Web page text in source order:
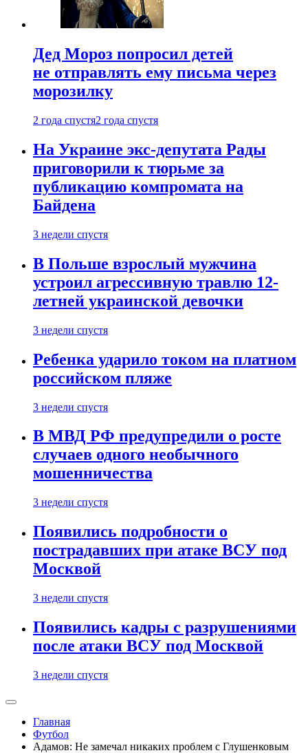
Дед Мороз попросил детей
не отправлять ему письма через
морозилку
2 года спустя2 года спустя
На Украине экс-депутата Рады
приговорили к тюрьме за
публикацию компромата на
Байдена
3 недели спустя
В Польше взрослый мужчина
устроил агрессивную травлю 12-
летней украинской девочки
3 недели спустя
Ребенка ударило током на платном
российском пляже
3 недели спустя
В МВД РФ предупредили о росте
случаев одного необычного
мошенничества
3 недели спустя
Появились подробности о
пострадавших при атаке ВСУ под
Москвой
3 недели спустя
Появились кадры с разрушениями
после атаки ВСУ под Москвой
3 недели спустя
Главная
Футбол
Адамов: Не замечал никаких проблем с Глушенковым